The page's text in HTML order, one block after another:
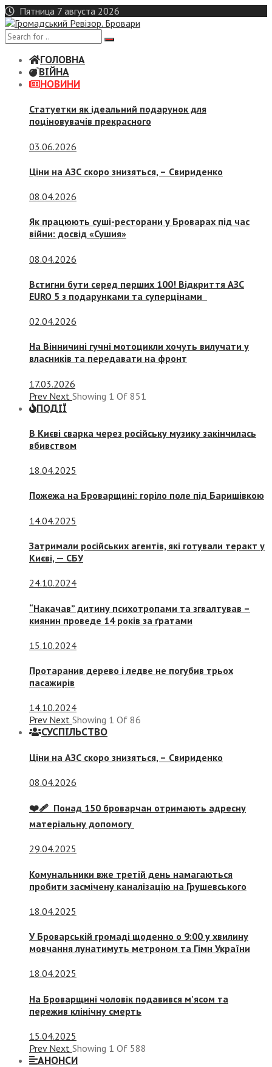
Skip
to
content
Пятница 7 августа 2026
ГОЛОВНА
ВІЙНА
НОВИНИ
Статуетки як ідеальний подарунок для
поціновувачів прекрасного
03.06.2026
Ціни на АЗС скоро знизяться, – Свириденко
08.04.2026
Як працюють суші-ресторани у Броварах під час
війни: досвід «Сушия»
08.04.2026
Встигни бути серед перших 100! Відкриття АЗС
EURO 5 з подарунками та суперцінами
02.04.2026
На Вінничині гучні мотоцикли хочуть вилучати у
власників та передавати на фронт
17.03.2026
Prev Next Showing 1 Of 851
ПОДІЇ
В Києві сварка через російську музику закінчилась
вбивством
18.04.2025
Пожежа на Броварщині: горіло поле під Баришівкою
14.04.2025
Затримали російських агентів, які готували теракт у
Києві, — СБУ
24.10.2024
“Накачав” дитину психотропами та згвалтував –
киянин проведе 14 років за ґратами
15.10.2024
Протаранив дерево і ледве не погубив трьох
пасажирів
14.10.2024
Prev Next Showing 1 Of 86
СУСПIЛЬСТВО
Ціни на АЗС скоро знизяться, – Свириденко
08.04.2026
❤️‍🩹 Понад 150 броварчан отримають адресну
матеріальну допомогу
29.04.2025
Комунальники вже третій день намагаються
пробити засмічену каналізацію на Грушевського
18.04.2025
У Броварській громаді щоденно о 9:00 у хвилину
мовчання лунатимуть метроном та Гімн України
18.04.2025
На Броварщині чоловік подавився м’ясом та
пережив клінічну смерть
15.04.2025
Prev Next Showing 1 Of 588
АНОНСИ